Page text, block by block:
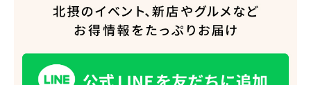
人気のキーワード
#自然とふれあう#ランチ#カフェ#まとめ
#あなたはどっち？